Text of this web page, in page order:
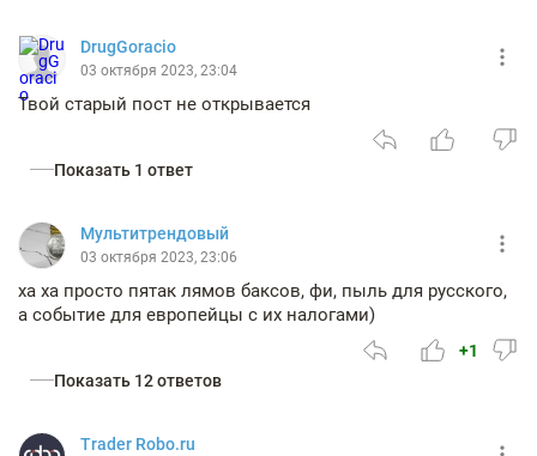
DrugGoracio
03 октября 2023, 23:04
Твой старый пост не открывается
Показать 1 ответ
Мультитрендовый
03 октября 2023, 23:06
ха ха просто пятак лямов баксов, фи, пыль для русского,
а событие для европейцы с их налогами)
+1
Показать 12 ответов
Trader Robo.ru